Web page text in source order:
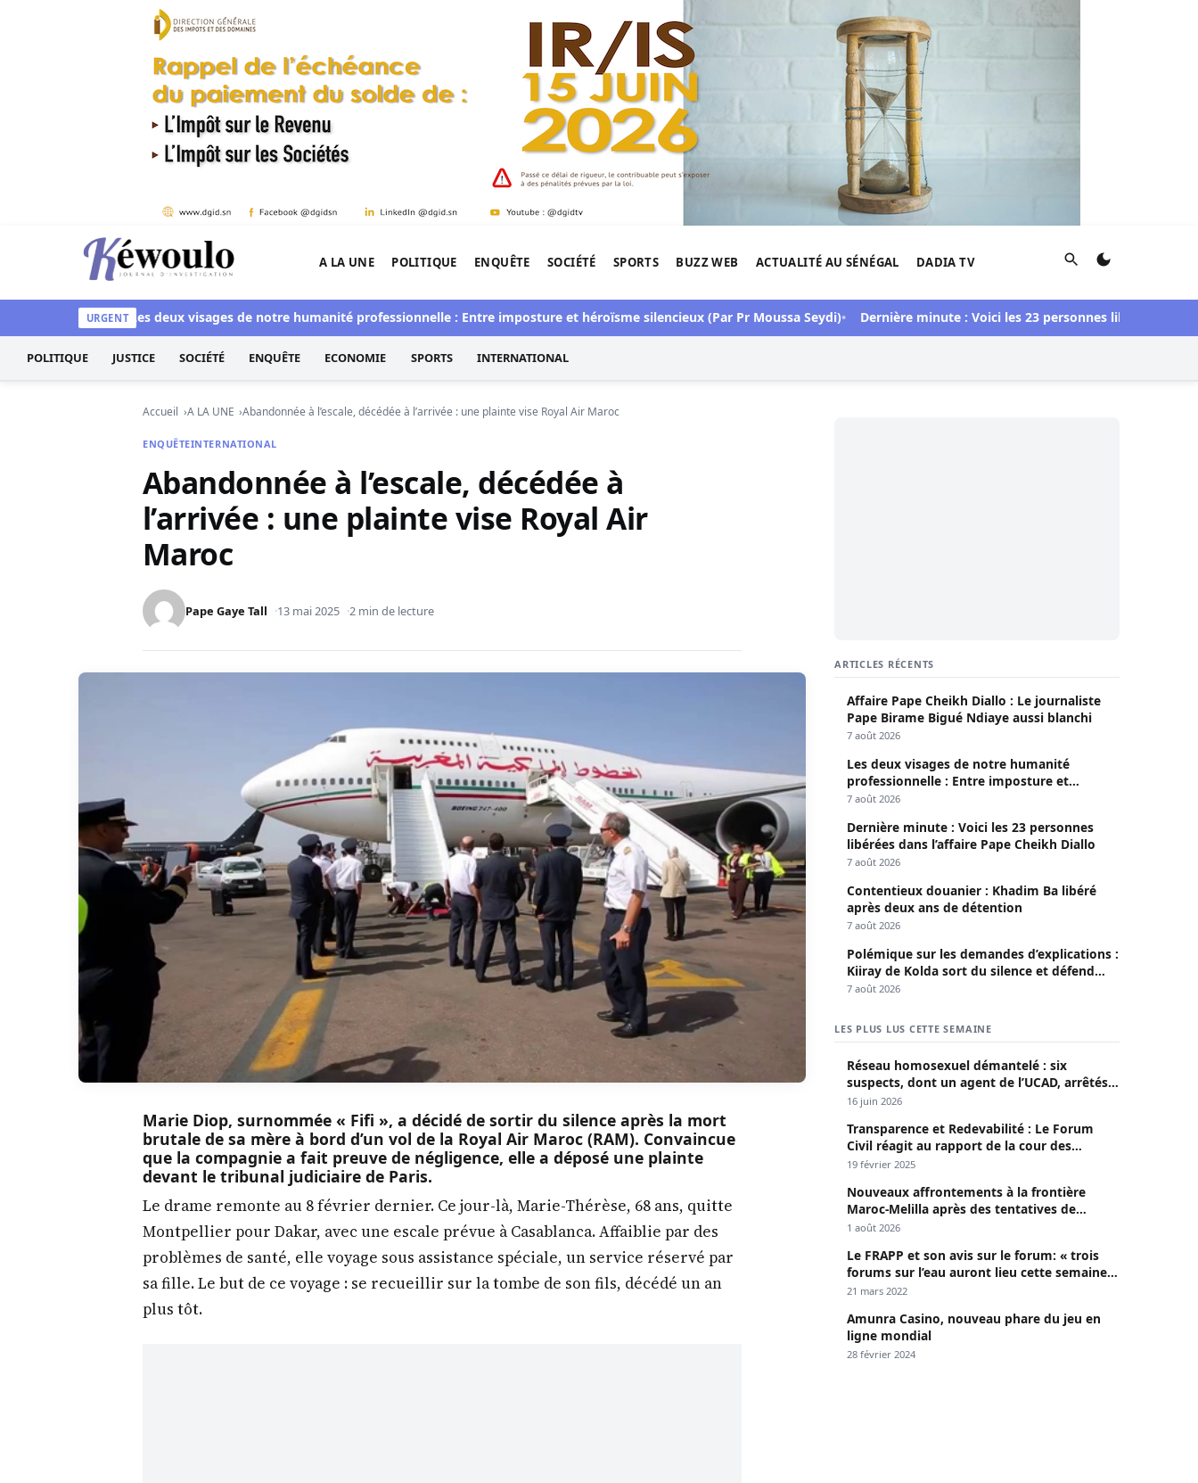
Aller au contenu
Kéwoulo, le premier site d'information et d'investigation de l'Afrique.
A LA UNE POLITIQUE ENQUÊTE SOCIÉTÉ SPORTS BUZZ WEB ACTUALITÉ AU SÉNÉGAL DADIA TV Rechercher
URGENT
Les deux visages de notre humanité professionnelle : Entre imposture et héroïsme silencieux (Par Pr Moussa Seydi) Dernière minute : Voici les 23 personnes libérées dans
POLITIQUE JUSTICE SOCIÉTÉ ENQUÊTE ECONOMIE SPORTS INTERNATIONAL
Accueil A LA UNE Abandonnée à l’escale, décédée à l’arrivée : une plainte vise Royal Air Maroc
ENQUÊTEINTERNATIONAL
Abandonnée à l’escale, décédée à
l’arrivée : une plainte vise Royal Air
Maroc
Pape Gaye Tall 13 mai 2025 2 min de lecture
Marie Diop, surnommée « Fifi », a décidé de sortir du silence après la mort
brutale de sa mère à bord d’un vol de la Royal Air Maroc (RAM). Convaincue
que la compagnie a fait preuve de négligence, elle a déposé une plainte
devant le tribunal judiciaire de Paris.
Le drame remonte au 8 février dernier. Ce jour-là, Marie-Thérèse, 68 ans, quitte
Montpellier pour Dakar, avec une escale prévue à Casablanca. Affaiblie par des
problèmes de santé, elle voyage sous assistance spéciale, un service réservé par
sa fille. Le but de ce voyage : se recueillir sur la tombe de son fils, décédé un an
plus tôt.
ARTICLES RÉCENTS
Affaire Pape Cheikh Diallo : Le journaliste
Pape Birame Bigué Ndiaye aussi blanchi
7 août 2026
Les deux visages de notre humanité
professionnelle : Entre imposture et
héroïsme silencieux (Par Pr Moussa Seydi)
7 août 2026
Dernière minute : Voici les 23 personnes
libérées dans l’affaire Pape Cheikh Diallo
7 août 2026
Contentieux douanier : Khadim Ba libéré
après deux ans de détention
7 août 2026
Polémique sur les demandes d’explications :
Kiiray de Kolda sort du silence et défend
Mamadou Lamine Dianté
7 août 2026
LES PLUS LUS CETTE SEMAINE
Réseau homosexuel démantelé : six
suspects, dont un agent de l’UCAD, arrêtés à
Keur Massar ; l’un avoue avoir propagé le
16 juin 2026
Transparence et Redevabilité : Le Forum
Civil réagit au rapport de la cour des
comptes
19 février 2025
Nouveaux affrontements à la frontière
Maroc-Melilla après des tentatives de
passage
1 août 2026
Le FRAPP et son avis sur le forum: « trois
forums sur l’eau auront lieu cette semaine à
Dakar »
21 mars 2022
Amunra Casino, nouveau phare du jeu en
ligne mondial
28 février 2024